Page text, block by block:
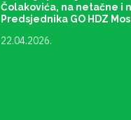
Čolakovića, na netačne i
Predsjednika GO HDZ
22.04.2026.